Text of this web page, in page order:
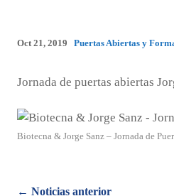
Oct 21, 2019 Puertas Abiertas y
Jornada de puertas abiertas
Biotecna & Jorge Sanz – Jornada de
← Noticias anterior